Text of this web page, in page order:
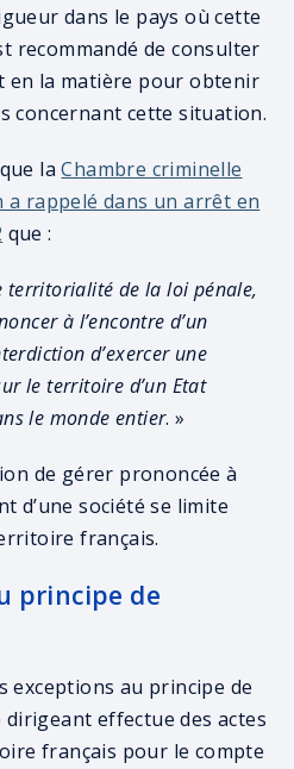
dans le pays où cette
recommandé de consulter
en la matière pour obtenir
concernant cette situation.
que laChambre criminelle
a rappelé dans un arrêt en
que :
territorialité de la loi pénale,
à l’encontre d’un
d’exercer une
le territoire d’un Etat
le monde entier. »
de gérer prononcée à
d’une société se limite
français.
principe de
exceptions au principe de
effectue des actes
français pour le compte